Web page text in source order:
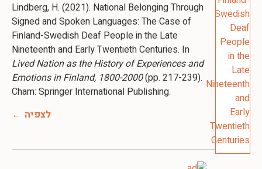
Lindberg, H. (2021). National Belonging Through
Signed and Spoken Languages: The Case of
Finland-Swedish Deaf People in the Late
Nineteenth and Early Twentieth Centuries. In
Lived Nation as the History of Experiences and
Emotions in Finland, 1800-2000(pp. 217-239).
Cham: Springer International Publishing.
לצפיה